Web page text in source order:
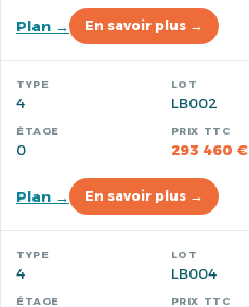
Plan → En savoir plus →
4 LB002
0 293 460 €
Plan → En savoir plus →
4 LB004